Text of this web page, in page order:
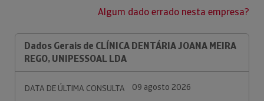
Algum dado errado nesta empresa?
Dados Gerais de CLÍNICA DENTÁRIA JOANA MEIRA
REGO, UNIPESSOAL LDA
DATA DE ÚLTIMA CONSULTA
09 agosto 2026